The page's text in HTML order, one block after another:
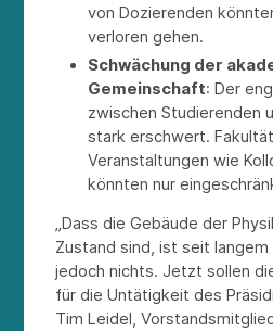
von Dozierenden
verloren gehen.
Schwächung der
Gemeinschaft: Der
zwischen Studierenden
stark erschwert.
Veranstaltungen wie
könnten nur
„Dass die Gebäude der
Zustand sind, ist seit
jedoch nichts. Jetzt sollen
für die Untätigkeit des
Tim Leidel,